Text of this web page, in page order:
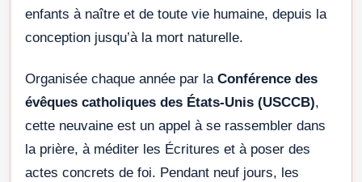
enfants à naître et de toute vie humaine, depuis la
conception jusqu’à la mort naturelle.
Organisée chaque année par la Conférence des
évêques catholiques des États-Unis (USCCB),
cette neuvaine est un appel à se rassembler dans
la prière, à méditer les Écritures et à poser des
actes concrets de foi. Pendant neuf jours, les